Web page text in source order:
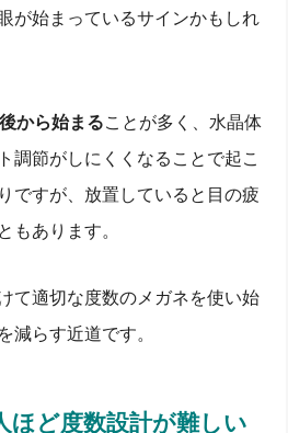
が始まっているサインかもしれ
から始まることが多く、水晶体
調節がしにくくなることで起こ
ですが、放置していると目の疲
もあります。
て適切な度数のメガネを使い始
減らす近道です。
ほど度数設計が難しい